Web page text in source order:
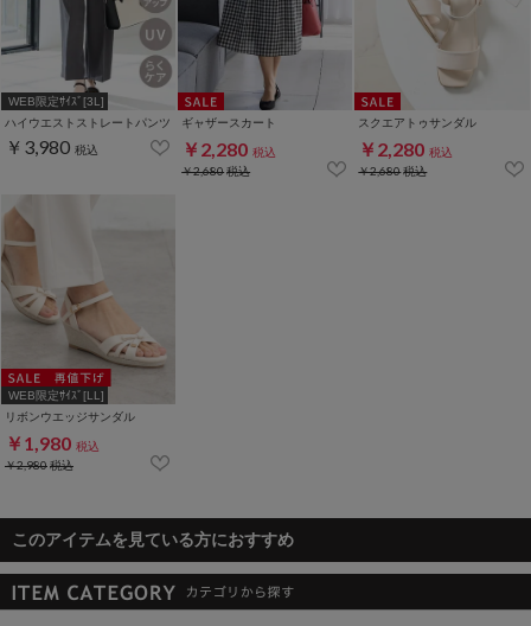
WEB限定ｻｲｽﾞ[3L]
ハイウエストストレートパンツ
￥3,980 税込
ギャザースカート
￥2,280 税込
￥2,680税込
スクエアトゥサンダル
￥2,280 税込
￥2,680税込
WEB限定ｻｲｽﾞ[LL]
リボンウエッジサンダル
￥1,980 税込
￥2,980税込
このアイテムを見ている方におすすめ